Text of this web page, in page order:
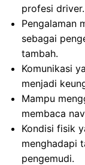
profesi driver.
Pengalaman
sebagai
tambah.
Komunikasi
menjadi
Mampu
membaca
Kondisi fisik
menghadapi
pengemudi.